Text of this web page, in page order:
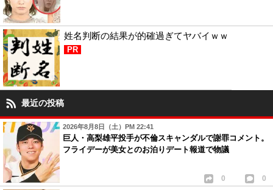
姓名判断の結果が的確過ぎてヤバイｗｗ
PR
最近の投稿
2026年8月8日（土）PM 22:41
巨人・高梨雄平投手が不倫スキャンダルで謝罪コメント。
フライデーが美女とのお泊りデート報道で物議
0 0